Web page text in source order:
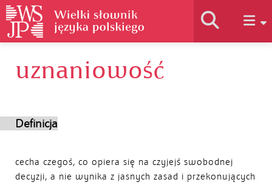
Historia słownika
uznaniowość
Definicja
cecha czegoś, co opiera się na czyjejś swobodnej
decyzji, a nie wynika z jasnych zasad i przekonujących